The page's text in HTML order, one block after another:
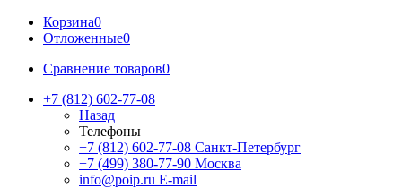
Корзина0
Отложенные0
Сравнение товаров0
+7 (812) 602-77-08
Назад
Телефоны
+7 (812) 602-77-08 Санкт-Петербург
+7 (499) 380-77-90 Москва
info@poip.ru E-mail